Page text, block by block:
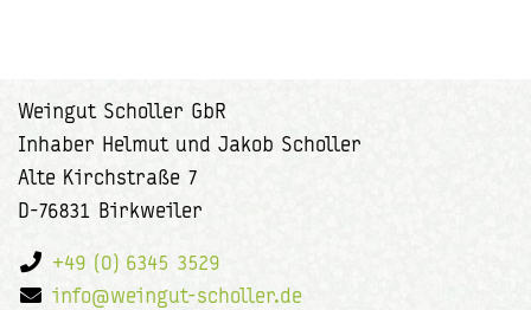
Weingut Scholler GbR
Inhaber Helmut und Jakob Scholler
Alte Kirchstraße 7
D-76831 Birkweiler
+49 (0) 6345 3529
info@weingut-scholler.de